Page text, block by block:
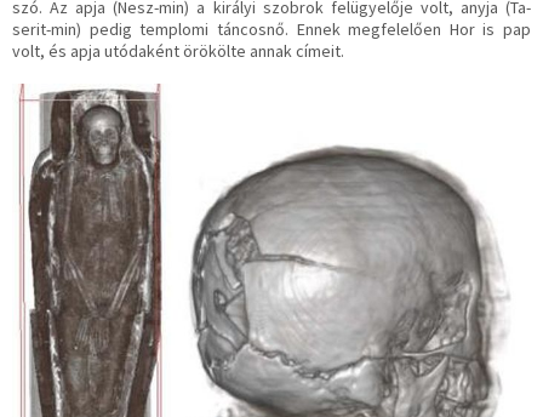
szó. Az apja (Nesz-min) a királyi szobrok felügyelője volt, anyja (Ta-
serit-min) pedig templomi táncosnő. Ennek megfelelően Hor is pap
volt, és apja utódaként örökölte annak címeit.